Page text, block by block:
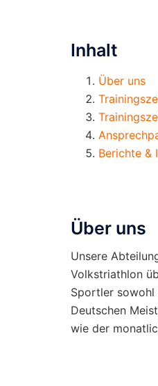
Inhalt
Über uns
Berichte &
Über uns
Unsere
Volkstriathlon
Sportler sowohl
Deutschen
wie der